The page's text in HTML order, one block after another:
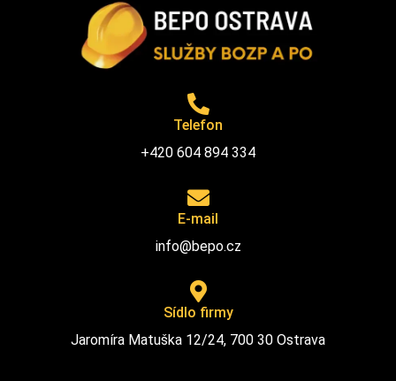
Telefon
+420 604 894 334
E-mail
info@bepo.cz
Sídlo firmy
Jaromíra Matuška 12/24, 700 30 Ostrava